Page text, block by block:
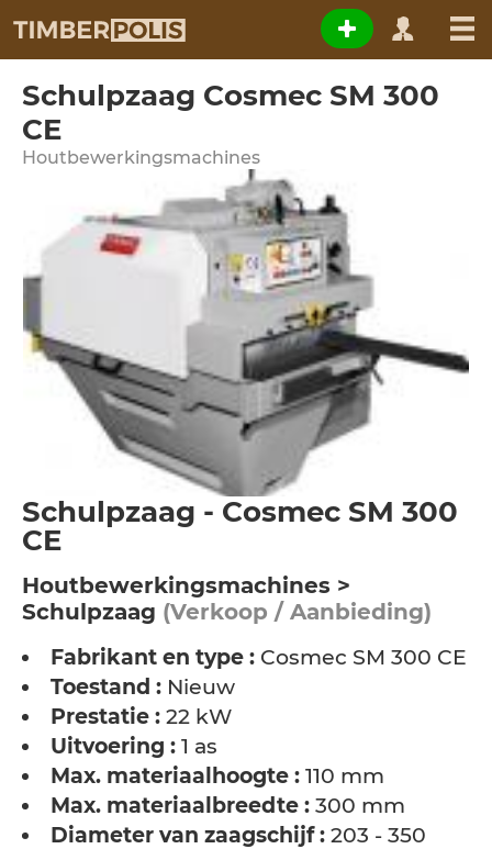
Schulpzaag Cosmec SM 300
CE
Houtbewerkingsmachines
Schulpzaag - Cosmec SM 300
CE
Houtbewerkingsmachines >
Schulpzaag (Verkoop / Aanbieding)
Fabrikant en type : Cosmec SM 300 CE
Toestand : Nieuw
Prestatie : 22 kW
Uitvoering : 1 as
Max. materiaalhoogte : 110 mm
Max. materiaalbreedte : 300 mm
Diameter van zaagschijf : 203 - 350